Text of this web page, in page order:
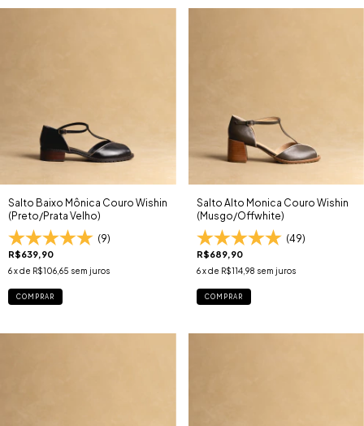
Salto Baixo Mônica Couro Wishin
(Preto/Prata Velho)
(9)
R$639,90
6x de R$106,65 sem juros
COMPRAR
Salto Alto Monica Couro Wishin
(Musgo/Offwhite)
(49)
R$689,90
6 x de R$114,98 sem juros
COMPRAR